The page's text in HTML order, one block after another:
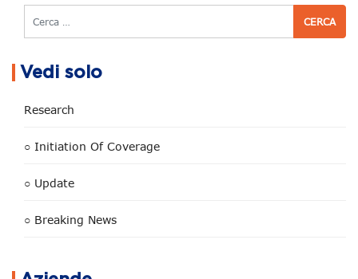
Cerca
Vedi solo
Research
○ Initiation Of Coverage
○ Update
○ Breaking News